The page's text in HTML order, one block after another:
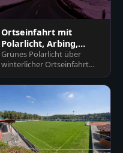
Ortseinfahrt mit
Polarlicht, Arbing,
Altötting, Oberbayern
Grünes Polarlicht über
winterlicher Ortseinfahrt
Arbing (Reischach),
Altötting, Oberbayern,
Deutschl…